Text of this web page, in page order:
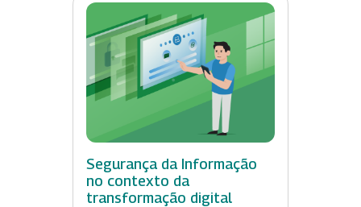
Segurança da Informação
no contexto da
transformação digital